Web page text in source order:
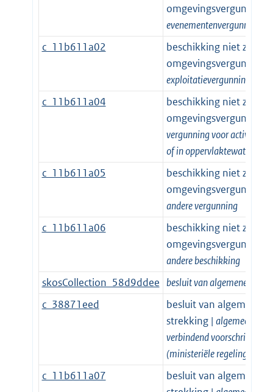
omgevingsvergunning |
evenementenvergunning
c_11b611a02
beschikking niet zijnde
omgevingsvergunning |
exploitatievergunning
c_11b611a04
beschikking niet zijnde
omgevingsvergunning |
vergunning voor
of in oppervlaktewater
c_11b611a05
beschikking niet zijnde
omgevingsvergunning |
andere vergunning
c_11b611a06
beschikking niet zijnde
omgevingsvergunning |
andere beschikking
skosCollection_58d9ddee besluit van algemene
c_38871eed
besluit van algemene
strekking | algemeen
verbindend voorschrift
(ministeriële regeling)
c_11b611a07
besluit van algemene